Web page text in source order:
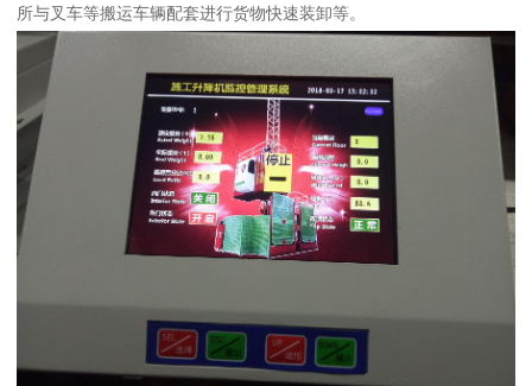
所与叉车等搬运车辆配套进行货物快速装卸等。